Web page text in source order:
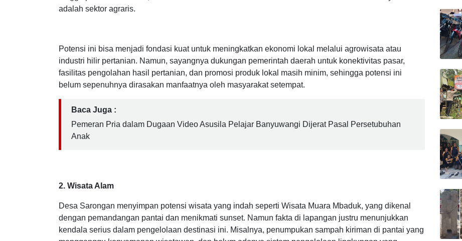
Di Desa Kandangan, tanah produktif digunakan untuk pertanian padi, buah naga, kelapa, sayuran
Potensi ini bisa menjadi fondasi kuat untuk meningkatkan ekonomi lokal melalui agrowisata atau
industri hilir pertanian. Namun, sayangnya dukungan pemerintah daerah untuk konektivitas pasar,
belum sepenuhnya dirasakan manfaatnya oleh masyarakat setempat.
Baca Juga :
2. Wisata Alam
Desa Sarongan menyimpan potensi wisata yang indah seperti Wisata Muara Mbaduk, yang dikenal